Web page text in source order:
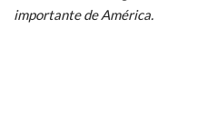
importante de América.